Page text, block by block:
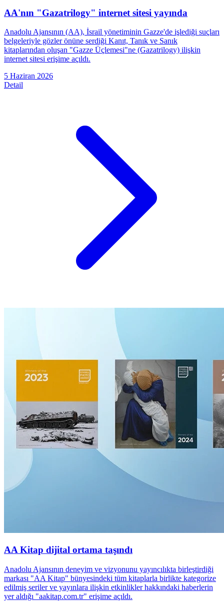
AA'nın "Gazatrilogy" internet sitesi yayında
Anadolu Ajansının (AA), İsrail yönetiminin Gazze'de işlediği suçları
belgeleriyle gözler önüne serdiği Kanıt, Tanık ve Sanık
kitaplarından oluşan "Gazze Üçlemesi"ne (Gazatrilogy) ilişkin
internet sitesi erişime açıldı.
5 Haziran 2026
Detail
AA Kitap dijital ortama taşındı
Anadolu Ajansının deneyim ve vizyonunu yayıncılıkta birleştirdiği
markası "AA Kitap" bünyesindeki tüm kitaplarla birlikte kategorize
edilmiş seriler ve yayınlara ilişkin etkinlikler hakkındaki haberlerin
yer aldığı "aakitap.com.tr" erişime açıldı.